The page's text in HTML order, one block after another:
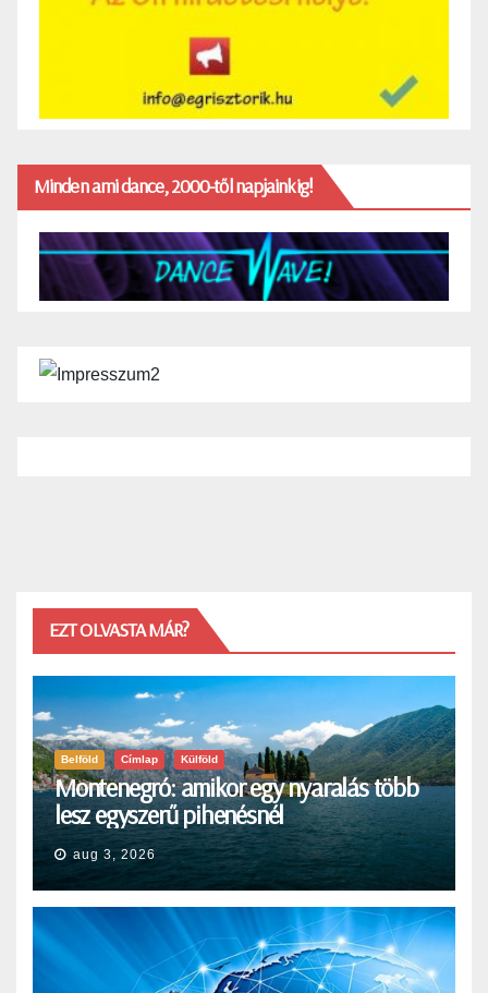
Minden ami dance, 2000-től napjainkig!
EZT OLVASTA MÁR?
Belföld Címlap Külföld
Montenegró: amikor egy nyaralás több
lesz egyszerű pihenésnél
aug 3, 2026